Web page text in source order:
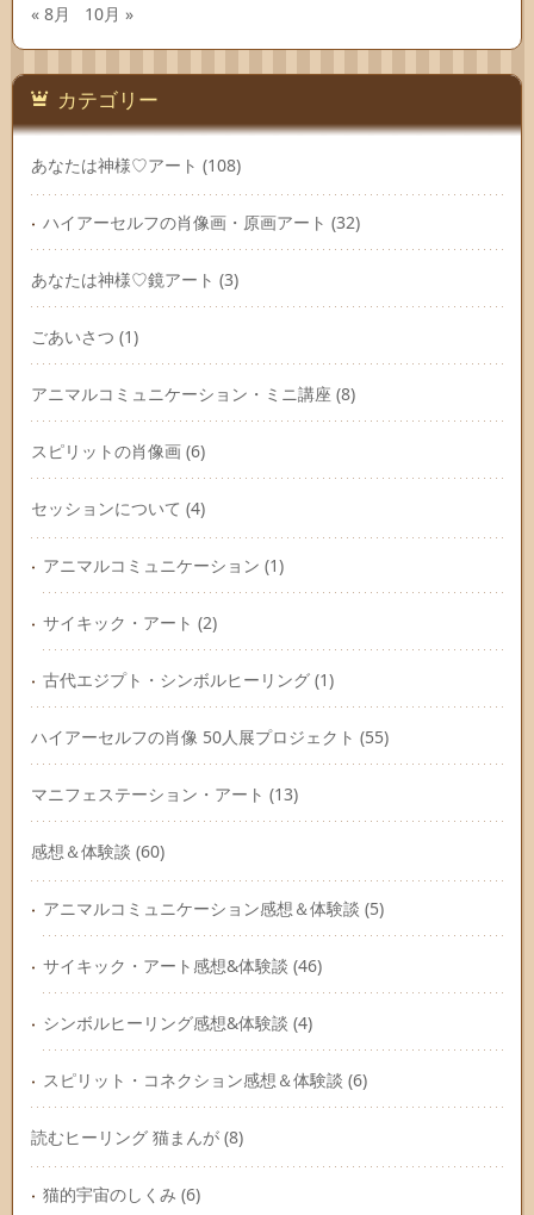
« 8月 10月 »
カテゴリー
あなたは神様♡アート (108)
ハイアーセルフの肖像画・原画アート (32)
あなたは神様♡鏡アート (3)
ごあいさつ (1)
アニマルコミュニケーション・ミニ講座 (8)
スピリットの肖像画 (6)
セッションについて (4)
アニマルコミュニケーション (1)
サイキック・アート (2)
古代エジプト・シンボルヒーリング (1)
ハイアーセルフの肖像 50人展プロジェクト (55)
マニフェステーション・アート (13)
感想＆体験談 (60)
アニマルコミュニケーション感想＆体験談 (5)
サイキック・アート感想&体験談 (46)
シンボルヒーリング感想&体験談 (4)
スピリット・コネクション感想＆体験談 (6)
読むヒーリング 猫まんが (8)
猫的宇宙のしくみ (6)